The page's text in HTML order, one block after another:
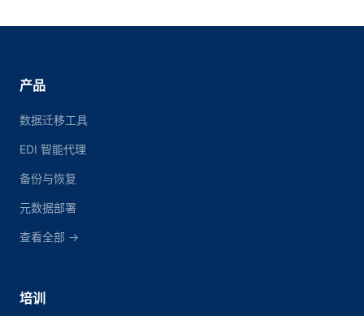
产品
数据迁移工具
EDI 智能代理
备份与恢复
元数据部署
查看全部 →
培训